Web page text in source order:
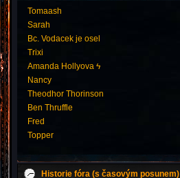
Tomaash
Sarah
Bc. Vodacek je osel
Trixi
Amanda Hollyova ϟ
Nancy
Theodhor Thorinson
Ben Thruffle
Fred
Topper
Historie fóra (s časovým posunem)